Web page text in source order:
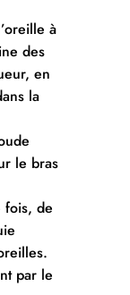
à
des
en
la
le bras
fois, de
par le